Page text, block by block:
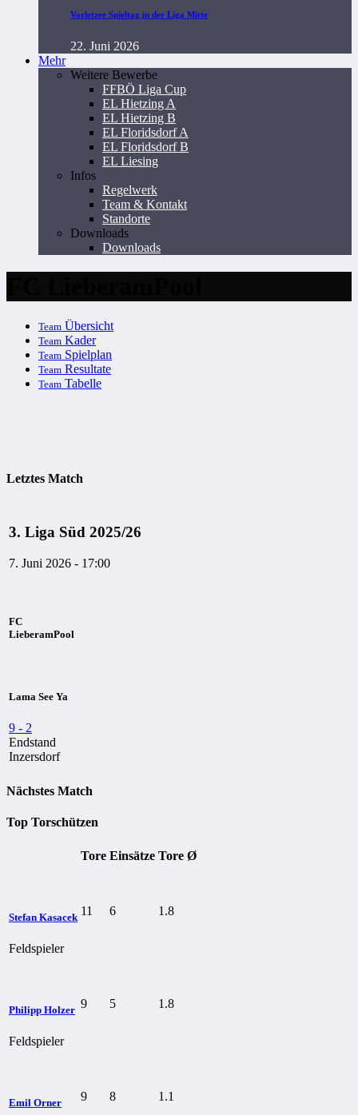
Vorletzer Spieltag in der Liga Mitte
22. Juni 2026
Mehr
Weitere Bewerbe
FFBÖ Liga Cup
EL Hietzing A
EL Hietzing B
EL Floridsdorf A
EL Floridsdorf B
EL Liesing
Infos
Regelwerk
Team & Kontakt
Standorte
Downloads
Downloads
Team Übersicht
Team Kader
Team Spielplan
Team Resultate
Team Tabelle
Letztes Match
3. Liga Süd 2025/26
7. Juni 2026 - 17:00
FC
LieberamPool
Lama See Ya
9 - 2
Endstand
Inzersdorf
Nächstes Match
Top Torschützen
Tore Einsätze Tore Ø
Stefan Kasacek
Feldspieler
11 6 1.8
Philipp Holzer
Feldspieler
9 5 1.8
Emil Orner 9 8 1.1